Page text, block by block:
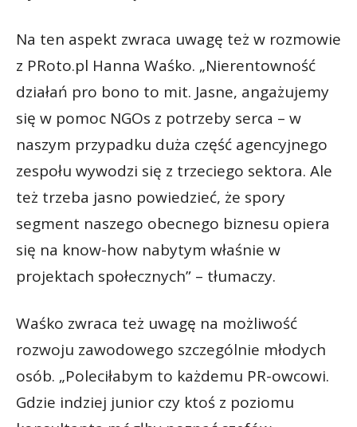
Na ten aspekt zwraca uwagę też w rozmowie
z PRoto.pl Hanna Waśko. „Nierentowność
działań pro bono to mit. Jasne, angażujemy
się w pomoc NGOs z potrzeby serca – w
naszym przypadku duża część agencyjnego
zespołu wywodzi się z trzeciego sektora. Ale
też trzeba jasno powiedzieć, że spory
segment naszego obecnego biznesu opiera
się na know-how nabytym właśnie w
projektach społecznych” – tłumaczy.
Waśko zwraca też uwagę na możliwość
rozwoju zawodowego szczególnie młodych
osób. „Poleciłabym to każdemu PR-owcowi.
Gdzie indziej junior czy ktoś z poziomu